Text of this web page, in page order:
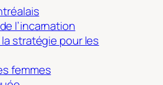
l’incarnation
la stratégie pour les
femmes